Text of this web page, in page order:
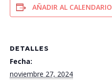
AÑADIR AL CALENDARIO
DETALLES
Fecha:
noviembre 27, 2024